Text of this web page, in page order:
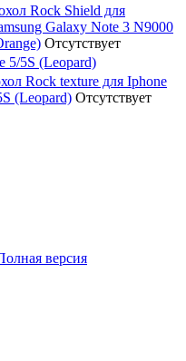
Rock Shield для
Galaxy Note 3 N9000
Отсутствует
5/5S (Leopard)
Rock texture для Iphone
(Leopard) Отсутствует
версия